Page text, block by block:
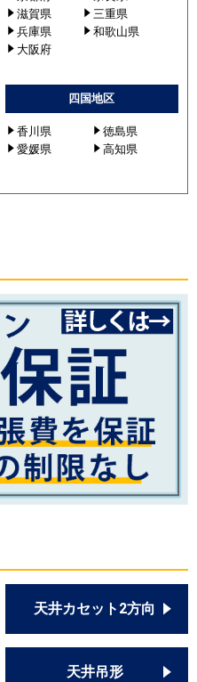
滋賀県
三重県
兵庫県
和歌山県
大阪府
四国地区
香川県
徳島県
愛媛県
高知県
天井カセット2方向
天井吊形